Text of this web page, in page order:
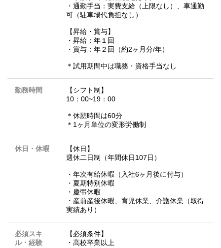
・通勤手当：実費支給（上限なし）、車通勤
可（駐車場代負担なし）
【昇給・賞与】
・昇給：年１回
・賞与：年２回（約2ヶ月分/年）
＊試用期間中は職務・資格手当なし
勤務時間
【シフト制】
10：00~19：00
＊休憩時間は60分
＊1ヶ月単位の変形労働制
休日・休暇
【休日】
週休二日制（年間休日107日）
・年次有給休暇（入社6ヶ月後に付与）
・夏期特別休暇
・慶弔休暇
・産前産後休暇、育児休業、介護休業（取得
実績あり）
必須スキ
ル・経験
【必須条件】
・高校卒業以上